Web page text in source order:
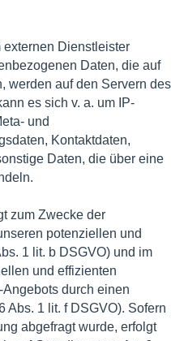
Dienstleister
Daten, die auf
werden auf den Servern des
es sich v. a. um IP-
und
Kontaktdaten,
Daten, die über eine
zum Zwecke der
potenziellen und
1 lit. b DSGVO) und im
und effizienten
durch einen
Abs. 1 lit. f DSGVO). Sofern
abgefragt wurde, erfolgt